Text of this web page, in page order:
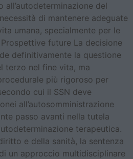
all’autodeterminazione del
di mantenere adeguate
umana, specialmente per le
future La decisione
definitivamente la questione
terzo nel fine vita, ma
più rigoroso per
cui il SSN deve
all’autosomministrazione
passo avanti nella tutela
terapeutica.
e della sanità, la sentenza
un approccio multidisciplinare